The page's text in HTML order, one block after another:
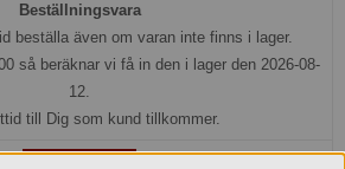
Beställningsvara
beställa även om varan inte finns i lager.
så beräknar vi få in den i lager den 2026-08-
12.
till Dig som kund tillkommer.